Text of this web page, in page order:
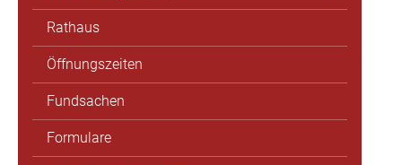
Rathaus
Öffnungszeiten
Fundsachen
Formulare